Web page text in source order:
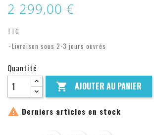
2 299,00 €
TTC
Livraison sous 2-3 jours ouvrés
Quantité
 AJOUTER AU PANIER
 Derniers articles en stock